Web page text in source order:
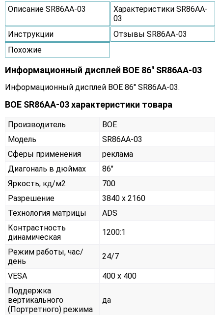
Описание SR86AA-03
Характеристики SR86AA-
03
Инструкции
Отзывы SR86AA-03
Похожие
Информационный дисплей BOE 86" SR86AA-03
Информационный дисплей BOE 86" SR86AA-03.
BOE SR86AA-03 характеристики товара
Производитель
BOE
Модель
SR86AA-03
Сферы применения
реклама
Диагональ в дюймах
86"
Яркость, кд/м2
700
Разрешение
3840 x 2160
Технология матрицы
ADS
Контрастность
динамическая
1200:1
Режим работы, час/
день
24/7
VESA
400 x 400
Поддержка
вертикального
(Портретного) режима
да